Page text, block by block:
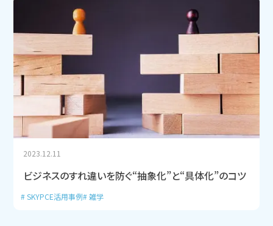
2023.12.11
ビジネスのすれ違いを防ぐ“抽象化”と“具体化”のコツ
SKYPCE活用事例 雑学